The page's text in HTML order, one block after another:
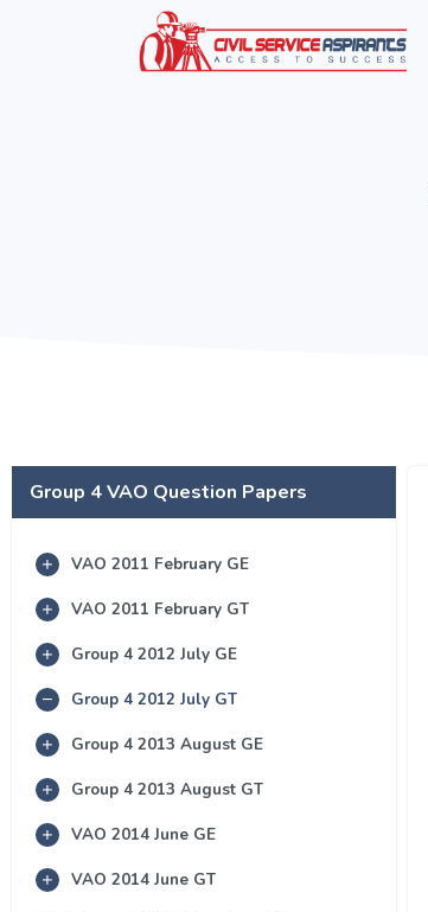
Group 4 VAO Question Papers
VAO 2011 February GE
VAO 2011 February GT
Group 4 2012 July GE
Group 4 2012 July GT
Group 4 2013 August GE
Group 4 2013 August GT
VAO 2014 June GE
VAO 2014 June GT